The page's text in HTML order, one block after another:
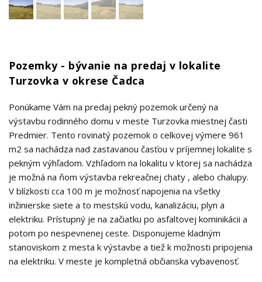
Pozemky - bývanie na predaj v lokalite
Turzovka v okrese Čadca
Ponúkame Vám na predaj pekný pozemok určený na
výstavbu rodinného domu v meste Turzovka miestnej časti
Predmier. Tento rovinatý pozemok o celkovej výmere 961
m2 sa nachádza nad zastavanou časťou v príjemnej lokalite s
pekným výhľadom. Vzhľadom na lokalitu v ktorej sa nachádza
je možná na ňom výstavba rekreačnej chaty , alebo chalupy.
V blízkosti cca 100 m je možnosť napojenia na všetky
inžinierske siete a to mestskú vodu, kanalizáciu, plyn a
elektriku. Prístupný je na začiatku po asfaltovej kominikácii a
potom po nespevnenej ceste. Disponujeme kladným
stanoviskom z mesta k výstavbe a tiež k možnosti pripojenia
na elektriku. V meste je kompletná občianska vybavenosť.